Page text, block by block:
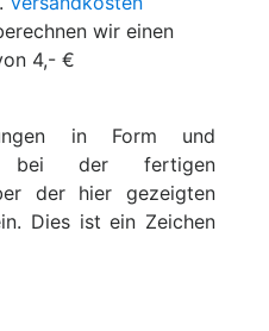
wir einen
4,- €
in Form und
bei der fertigen
der hier gezeigten
Dies ist ein Zeichen